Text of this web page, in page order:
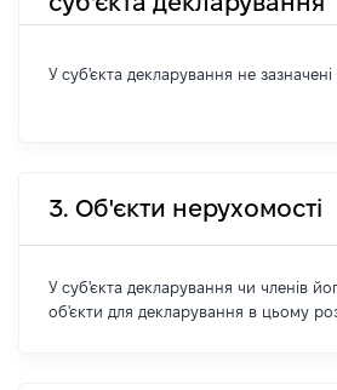
У суб'єкта декларування не зазначені
3. Об'єкти нерухомості
У суб'єкта декларування чи членів
об'єкти для декларування в цьому